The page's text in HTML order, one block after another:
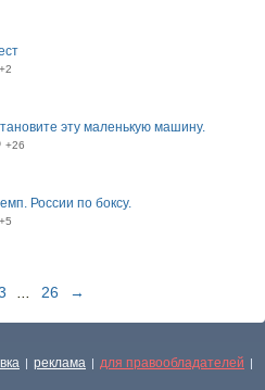
+2
эту маленькую машину.
+26
России по боксу.
+5
26 →
| реклама | для правообладателей |